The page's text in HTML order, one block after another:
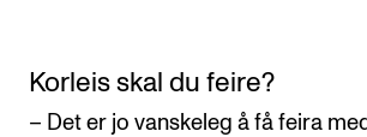
Korleis skal du feire?
– Det er jo vanskeleg å få feira